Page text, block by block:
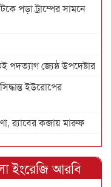
পড়া ট্রাম্পের সামনে
পদত্যাগ জ্যেষ্ঠ উপদেষ্টার
ইউরোপের
র‌্যাবের কব্জায় মারুফ
ইংরেজি আরবি